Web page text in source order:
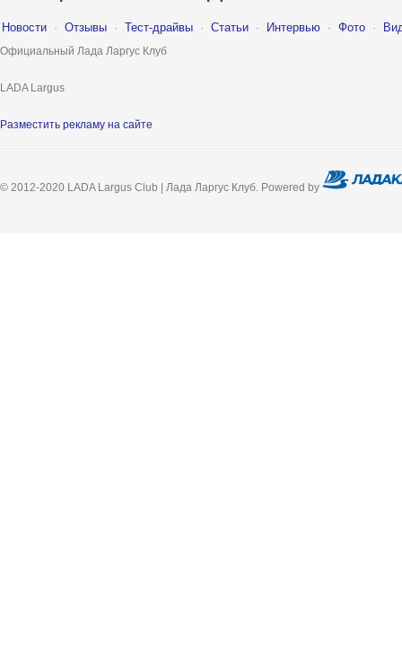
Новости · Отзывы · Тест-драйвы · Статьи · Интервью · Фото ·
Официальный Лада Ларгус Клуб
LADA Largus
Разместить рекламу на сайте
© 2012-2020 LADA Largus Club | Лада Ларгус Клуб. Powered by